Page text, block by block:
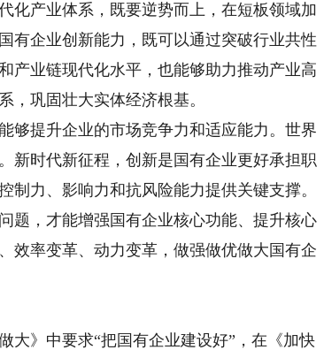
化产业体系，既要逆势而上，在短板领域加
有企业创新能力，既可以通过突破行业共性
产业链现代化水平，也能够助力推动产业高
，巩固壮大实体经济根基。
提升企业的市场竞争力和适应能力。世界
新时代新征程，创新是国有企业更好承担职
力、影响力和抗风险能力提供关键支撑。
题，才能增强国有企业核心功能、提升核心
效率变革、动力变革，做强做优做大国有企
》中要求“把国有企业建设好”，在《加快